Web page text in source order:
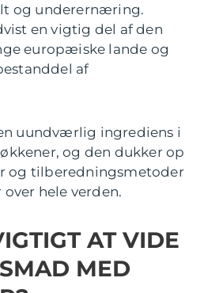
og underernæring.
en vigtig del af den
europæiske lande og
af
uundværlig ingrediens i
og den dukker op
og tilberedningsmetoder
hele verden.
AT VIDE
MED